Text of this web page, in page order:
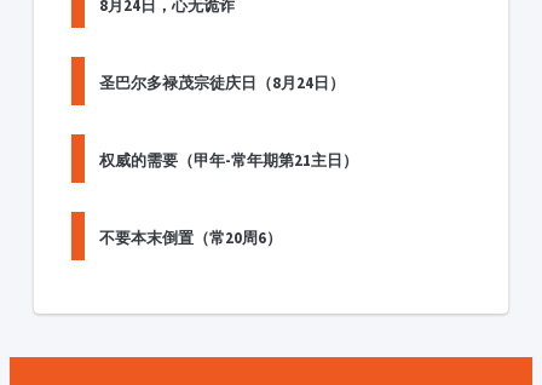
8月24日，心无诡诈
圣巴尔多禄茂宗徒庆日（8月24日）
权威的需要（甲年-常年期第21主日）
不要本末倒置（常20周6）